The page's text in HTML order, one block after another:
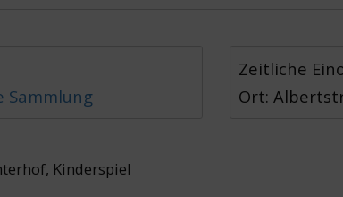
Sammlung
Zeitliche
Ort:
, Kinderspiel